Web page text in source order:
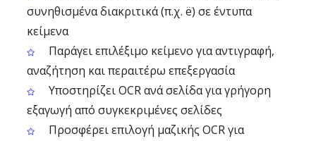
συνηθισμένα διακριτικά (π.χ. ë) σε έντυπα
κείμενα
Παράγει επιλέξιμο κείμενο για αντιγραφή,
αναζήτηση και περαιτέρω επεξεργασία
Υποστηρίζει OCR ανά σελίδα για γρήγορη
εξαγωγή από συγκεκριμένες σελίδες
Προσφέρει επιλογή μαζικής OCR για